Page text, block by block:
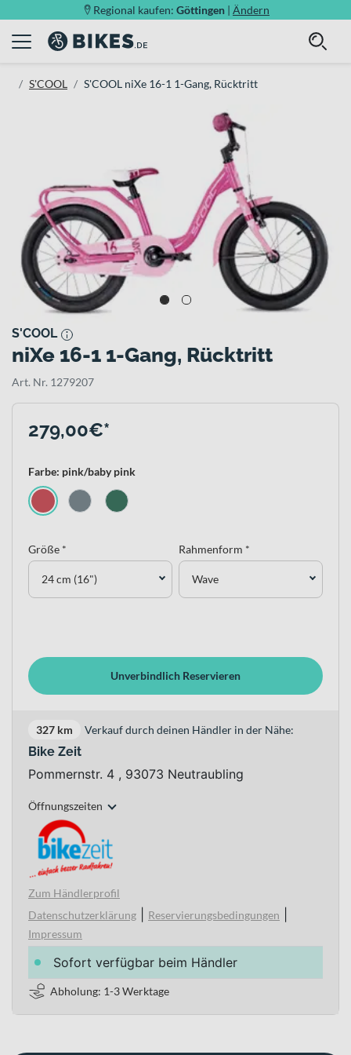
Regional kaufen: Göttingen | Ändern
S'COOL S'COOL niXe 16-1 1-Gang, Rücktritt
S'COOL
niXe 16-1 1-Gang, Rücktritt
Art. Nr. 1279207
279,00€*
Farbe: pink/baby pink
Größe *
24 cm (16")
Rahmenform *
Wave
Unverbindlich Reservieren
327 km Verkauf durch deinen Händler in der Nähe:
Bike Zeit
Pommernstr. 4 , 93073 Neutraubling
Öffnungszeiten
Zum Händlerprofil
Datenschutzerklärung
Reservierungsbedingungen
Impressum
Sofort verfügbar beim Händler
Abholung: 1-3 Werktage